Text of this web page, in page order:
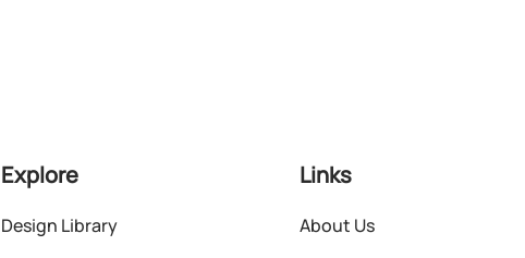
Explore
Design Library
Links
About Us